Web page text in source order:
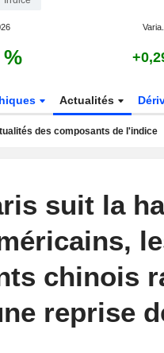
Varia.
%
Actualités
des composants de l'indice
suit la
chinois
reprise